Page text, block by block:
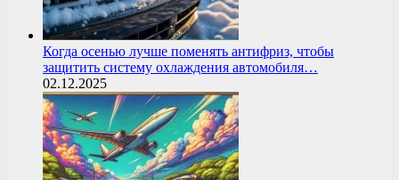
Когда осенью лучше поменять антифриз, чтобы
защитить систему охлаждения автомобиля…
02.12.2025